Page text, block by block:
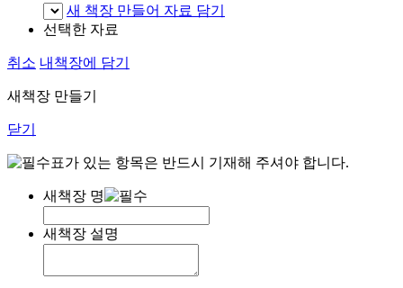
새 책장 만들어 자료 담기
선택한 자료
취소 내책장에 담기
새책장 만들기
닫기
표가 있는 항목은 반드시 기재해 주셔야 합니다.
새책장 명
새책장 설명